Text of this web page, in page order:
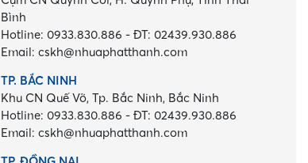
Bình
Hotline: 0933.830.886 -ĐT: 02439.930.886
Email:cskh@nhuaphatthanh.com
TP. BẮC NINH
Khu CN Quế Võ, Tp. Bắc Ninh, Bắc Ninh
Hotline: 0933.830.886 -ĐT: 02439.930.886
Email:cskh@nhuaphatthanh.com